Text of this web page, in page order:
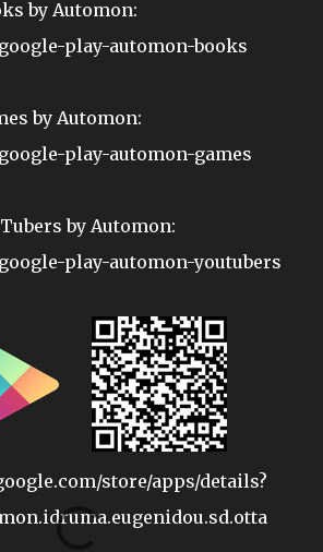
by Automon:
play-automon-books
by Automon:
play-automon-games
by Automon:
play-automon-youtubers
store/apps/details?